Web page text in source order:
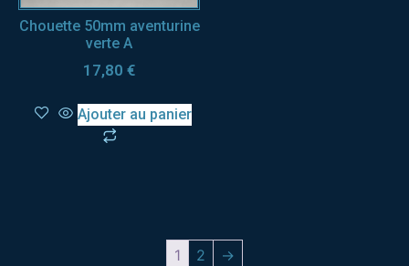
Chouette 50mm aventurine
verte A
17,80 €
Ajouter au panier
1 2 →